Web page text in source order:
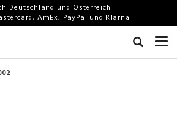
Deutschland und Österreich
AmEx, PayPal und Klarna